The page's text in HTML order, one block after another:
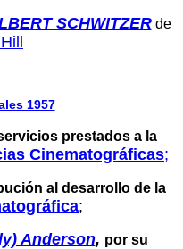
SCHWITZERde
1957
prestados a la
Cinematográficas;
al desarrollo de la
;
Anderson, por su